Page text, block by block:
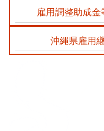
雇用調整助成
沖縄県雇用